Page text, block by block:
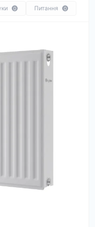
0 Питання 0